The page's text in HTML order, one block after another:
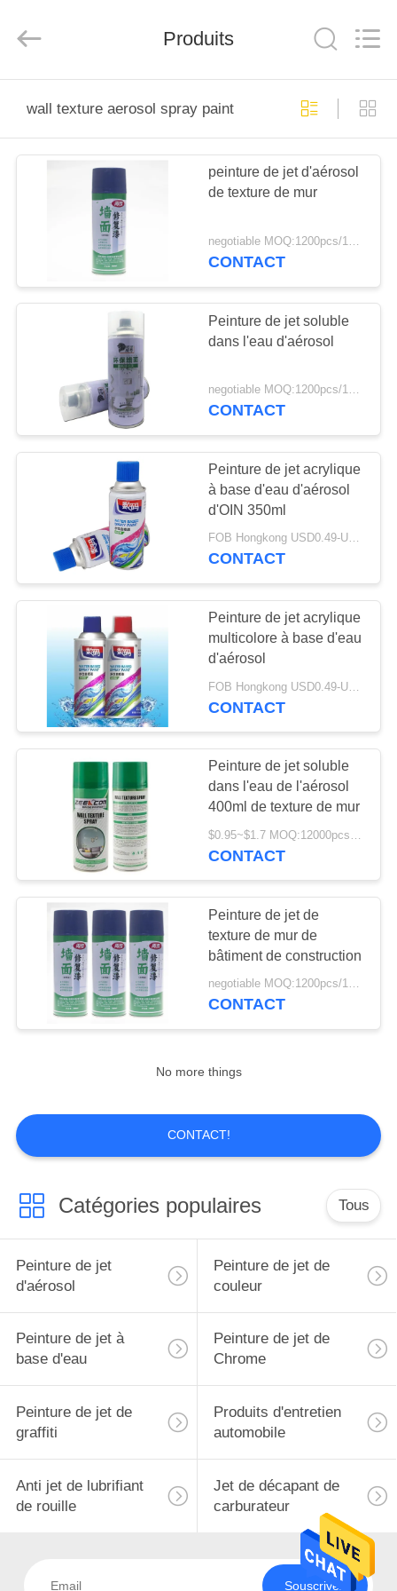
PRODUITS
NOUS
D'USINE
CONTRÔLE
DE
QUALITÉ
CONTACTEZ-
NOUS
DEMANDEZ
UNE
CITATION
PLAN
PRIVACY
POLICY
Chemical
Produits
wall texture aerosol spray paint
peinture de jet d'aérosol
de texture de mur
negotiable MOQ:1200pcs/100ctns pour chaque couleur
CONTACT
Peinture de jet soluble
dans l'eau d'aérosol
negotiable MOQ:1200pcs/100ctns pour chaque couleur
CONTACT
Peinture de jet acrylique
à base d'eau d'aérosol
d'OIN 350ml
FOB Hongkong USD0.49-USD0.59 per piece MOQ:12000pcs/1000ctns
CONTACT
Peinture de jet acrylique
multicolore à base d'eau
d'aérosol
CONTACT
Peinture de jet soluble
dans l'eau de l'aérosol
400ml de texture de mur
$0.95~$1.7 MOQ:12000pcs/1000ctns
CONTACT
Peinture de jet de
texture de mur de
bâtiment de construction
negotiable MOQ:1200pcs/100ctns pour chaque couleur
CONTACT
No more things
CONTACT!
Catégories populaires Tous
Peinture de jet
d'aérosol
Peinture de jet de
couleur
Peinture de jet à
base d'eau
Peinture de jet de
Chrome
Peinture de jet de
graffiti
Produits d'entretien
automobile
Anti jet de lubrifiant
de rouille
Jet de décapant de
carburateur
Souscrivez